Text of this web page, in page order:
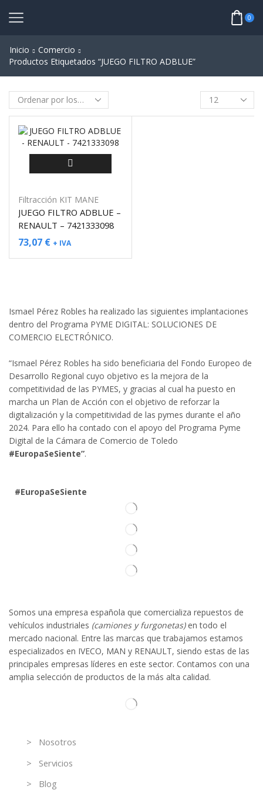
0
Inicio
Comercio
Productos Etiquetados “JUEGO FILTRO ADBLUE”
Filtracción KIT MANE
JUEGO FILTRO ADBLUE –
RENAULT – 7421333098
73,07 € + IVA
Ismael Pérez Robles ha realizado las siguientes implantaciones
dentro del Programa PYME DIGITAL: SOLUCIONES DE
COMERCIO ELECTRÓNICO.
“Ismael Pérez Robles ha sido beneficiaria del Fondo Europeo de
Desarrollo Regional cuyo objetivo es la mejora de la
competitividad de las PYMES, y gracias al cual ha puesto en
marcha un Plan de Acción con el objetivo de reforzar la
digitalización y la competitividad de las pymes durante el año
2024. Para ello ha contado con el apoyo del Programa Pyme
Digital de la Cámara de Comercio de Toledo
#EuropaSeSiente”.
#EuropaSeSiente
Somos una empresa española que comercializa repuestos de
vehículos industriales (camiones y furgonetas)en todo el
mercado nacional. Entre las marcas que trabajamos estamos
especializados en IVECO, MAN y RENAULT, siendo estas de las
principales empresas líderes en este sector. Contamos con una
amplia selección de productos de la más alta calidad.
> Nosotros
> Servicios
> Blog